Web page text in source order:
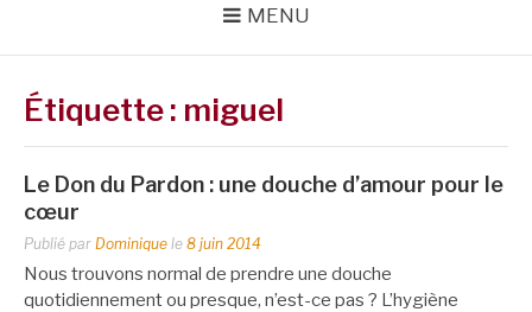
MENU
Étiquette : miguel
Le Don du Pardon : une douche d’amour pour le
cœur
Publié par Dominique le 8 juin 2014
Nous trouvons normal de prendre une douche
quotidiennement ou presque, n’est-ce pas ? L’hygiène